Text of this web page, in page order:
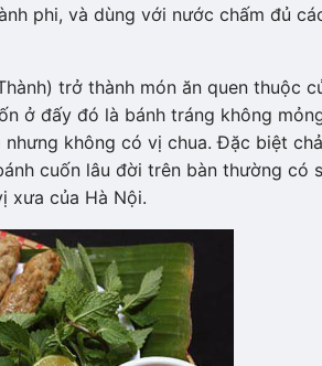
phi, và dùng với nước chấm đủ
trở thành món ăn quen thuộc
ở đấy đó là bánh tráng không
không có vị chua. Đặc biệt
cuốn lâu đời trên bàn thường có
xưa của Hà Nội.